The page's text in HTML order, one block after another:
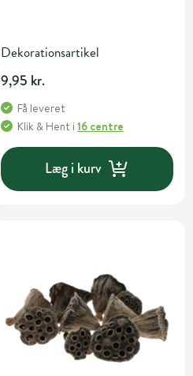
Dekorationsartikel
9,95 kr.
Få leveret
Klik & Hent i16 centre
Læg i kurv